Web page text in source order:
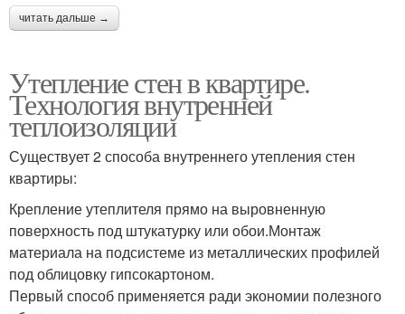
читать дальше →
Утепление стен в квартире.
Технология внутренней
теплоизоляции
Существует 2 способа внутреннего утепления стен
квартиры:
Крепление утеплителя прямо на выровненную
поверхность под штукатурку или обои.Монтаж
материала на подсистеме из металлических профилей
под облицовку гипсокартоном.
Первый способ применяется ради экономии полезного